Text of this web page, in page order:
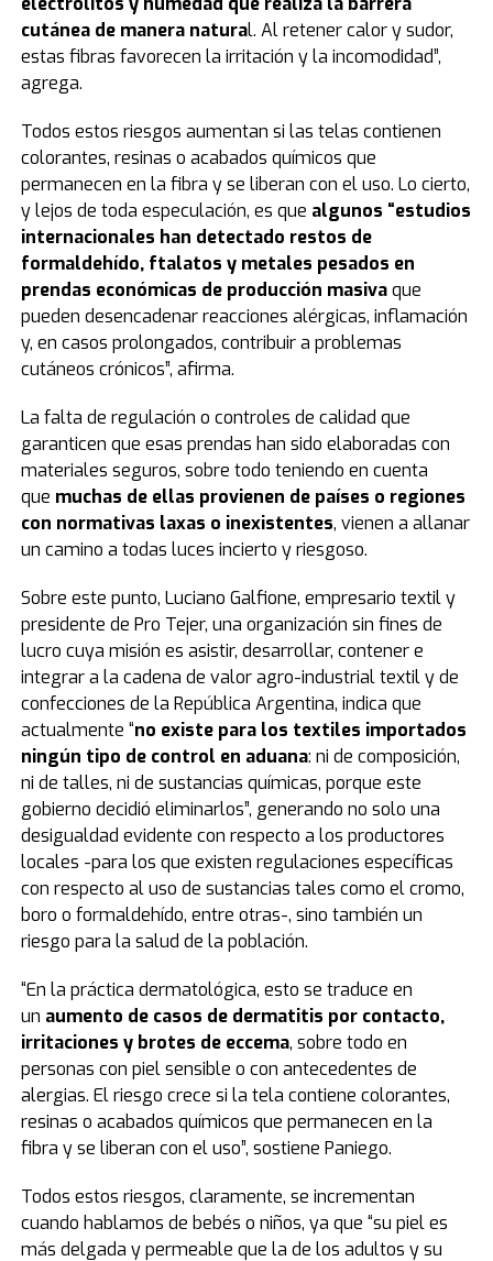
cutánea de manera natural. Al retener calor y sudor,
estas fibras favorecen la irritación y la incomodidad”,
agrega.
Todos estos riesgos aumentan si las telas contienen
colorantes, resinas o acabados químicos que
permanecen en la fibra y se liberan con el uso. Lo cierto,
y lejos de toda especulación, es que algunos “estudios
internacionales han detectado restos de
formaldehído, ftalatos y metales pesados en
prendas económicas de producción masivaque
pueden desencadenar reacciones alérgicas, inflamación
y, en casos prolongados, contribuir a problemas
cutáneos crónicos”, afirma.
La falta de regulación o controles de calidad que
garanticen que esas prendas han sido elaboradas con
materiales seguros, sobre todo teniendo en cuenta
que muchas de ellas provienen de países o regiones
con normativas laxas o inexistentes, vienen a allanar
un camino a todas luces incierto y riesgoso.
Sobre este punto, Luciano Galfione, empresario textil y
presidente de Pro Tejer, una organización sin fines de
lucro cuya misión es asistir, desarrollar, contener e
integrar a la cadena de valor agro-industrial textil y de
confecciones de la República Argentina, indica que
actualmente “no existe para los textiles importados
ningún tipo de control en aduana: ni de composición,
ni de talles, ni de sustancias químicas, porque este
gobierno decidió eliminarlos”, generando no solo una
desigualdad evidente con respecto a los productores
locales -para los que existen regulaciones específicas
con respecto al uso de sustancias tales como el cromo,
boro o formaldehído, entre otras-, sino también un
riesgo para la salud de la población.
“En la práctica dermatológica, esto se traduce en
un aumento de casos de dermatitis por contacto,
irritaciones y brotes de eccema, sobre todo en
personas con piel sensible o con antecedentes de
alergias. El riesgo crece si la tela contiene colorantes,
resinas o acabados químicos que permanecen en la
fibra y se liberan con el uso”, sostiene Paniego.
Todos estos riesgos, claramente, se incrementan
cuando hablamos de bebés o niños, ya que “su piel es
más delgada y permeable que la de los adultos y su